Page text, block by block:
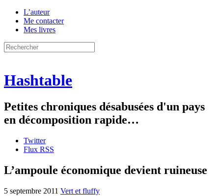
L’auteur
Me contacter
Mes livres
Hashtable
Petites chroniques désabusées d'un pays
en décomposition rapide…
Twitter
Flux RSS
L’ampoule économique devient ruineuse
5 septembre 2011 Vert et fluffy